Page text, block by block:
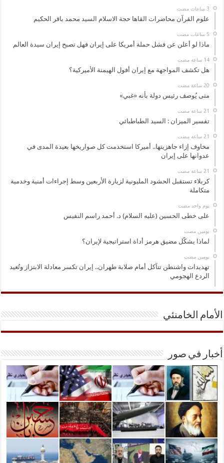
علوم القرآن محاضرات القاها حجة الاسلام السيد محمد باقر الحكيم
ماذا لو أعلن عن فشل حملة أمريكا على إيران فهل تصبح إيران سيدة العالم
‏14 ساعة مضت
هل تكشف المواجهة مع إيران أفول الهيمنة الأميركية؟
متى يُوصف رئيس دولة بأنه «غبي»
تفسير الميزان : السيد الطباطبائي
مخاوف إزاء جاهزيتها.. أميركا استخدمت كل صواريخها بعيدة المدى في
عدوانها على إيران
كربلاء تستقبل الحشود المليونية لزيارة الأربعين وسط إجراءات أمنية وخدمية
متكاملة
‏يوم واحد مضت
على خطى الحسين (عليه السلام) د. أحمد راسم النفيس
‏يومين مضت
لماذا يشكّل مضيق هرمز أداة استراتيجية لإيران؟
‏يومين مضت
تهديدات واشنطن تتآكل أمام صلابة طهران.. إيران تكسر معادلة الابتزاز وتُعيد
الردع الهجومي
الأمام الخامنئي
أخبار في صور